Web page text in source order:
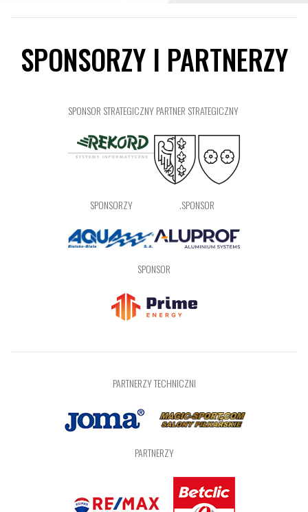
SPONSORZY I PARTNERZY
SPONSOR STRATEGICZNYPARTNER STRATEGICZNY
SPONSORZY .SPONSOR
SPONSOR
PARTNERZY TECHNICZNI
PARTNERZY